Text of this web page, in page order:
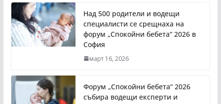
Над 500 родители и водещи
специалисти се срещнаха на
форум „Спокойни бебета“ 2026 в
София
март 16, 2026
Форум „Спокойни бебета“ 2026
събира водещи експерти и